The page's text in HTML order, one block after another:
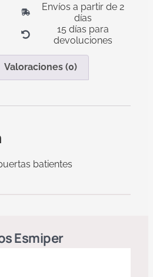
Envíos a partir de 2
días
15 días para
devoluciones
Valoraciones (0)
batientes
Esmiper